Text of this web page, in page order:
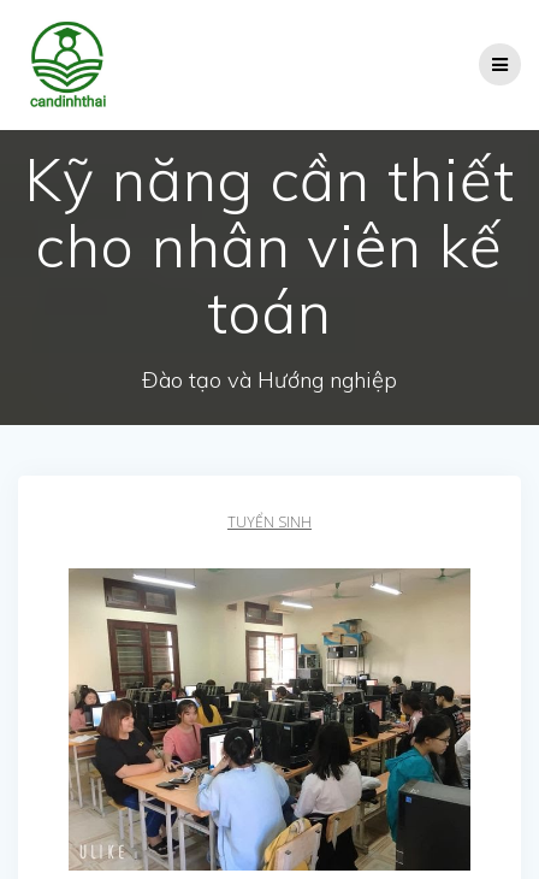
Kỹ năng cần thiết
cho nhân viên kế
toán
Đào tạo và Hướng nghiệp
TUYỂN SINH